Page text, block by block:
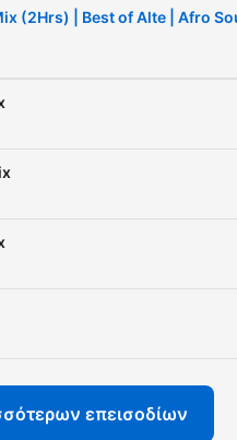
(2Hrs) | Best of Alte | Afro
επεισοδίων